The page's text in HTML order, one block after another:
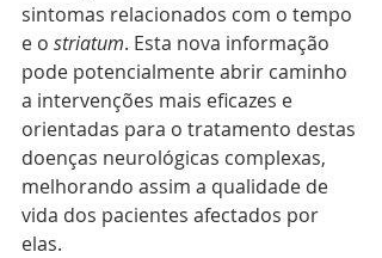
sintomas relacionados com o tempo
e o striatum. Esta nova informação
pode potencialmente abrir caminho
a intervenções mais eficazes e
orientadas para o tratamento destas
doenças neurológicas complexas,
melhorando assim a qualidade de
vida dos pacientes afectados por
elas.